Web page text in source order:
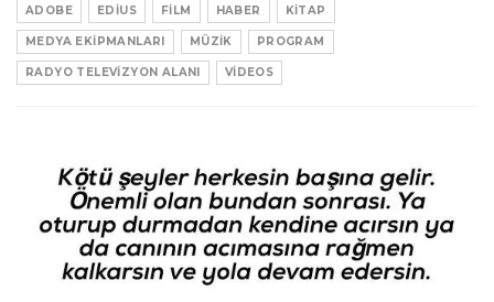
ADOBE EDIUS FILM HABER KITAP
MEDYA EKIPMANLARI MÜZIK PROGRAM
RADYO TELEVIZYON ALANI VIDEOS